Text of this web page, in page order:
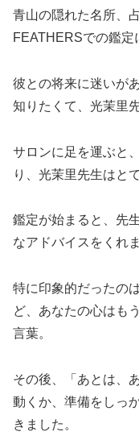
青山の隠れた名所、
FEATHERSでの鑑定
彼との将来に迷いが
知りたくて、光茉里
サロンに足を運ぶと
り、光茉里先生はと
鑑定が始まると、先
なアドバイスをくれ
特に印象的だったの
ど、あなたの心はも
言葉。
その後、「あとは、
動くか、準備をしっ
きました。